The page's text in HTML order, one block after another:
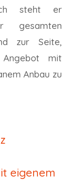
steht er
gesamten
zur Seite,
mit
Anbau zu
eigenem